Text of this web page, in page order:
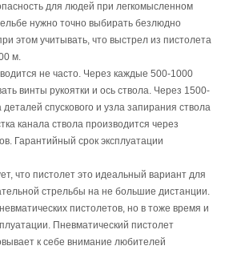
для людей при легкомысленном
нужно точно выбирать безлюдно
этом учитывать, что выстрел из пистолета
м.
не часто. Через каждые 500-1000
винты рукоятки и ось ствола. Через 1500-
спускового и узла запирания ствола
канала ствола производится через
Гарантийный срок эксплуатации
что пистолет это идеальный вариант для
стрельбы на не большие дистанции.
пистолетов, но в тоже время и
Пневматический пистолет
к себе внимание любителей